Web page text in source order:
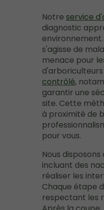
Notre service
diagnostic
environnement.
s'agisse de
menace pour
contrôlé,
garantir une
site. Cette
à proximité de
pour vous.
Nous
incluant des
réaliser les
Chaque étape
respectant les